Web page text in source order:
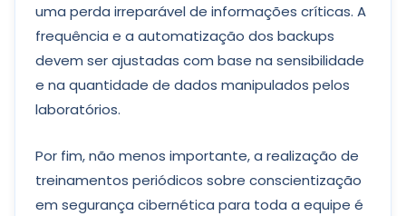
uma perda irreparável de informações críticas. A
frequência e a automatização dos backups
devem ser ajustadas com base na sensibilidade
e na quantidade de dados manipulados pelos
laboratórios.
Por fim, não menos importante, a realização de
treinamentos periódicos sobre conscientização
em segurança cibernética para toda a equipe é